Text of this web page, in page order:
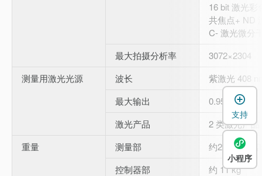
16 bit 激光彩
共焦点+ ND
C- 激光微分
最大拍摄分析率
3072×2304
测量用激光光源
波长
紫激光 408
最大输出
0.95 mW
激光产品
2 类激光产
重量
测量部
约26 kg(分
控制器部
约 11 kg
支持
小程序